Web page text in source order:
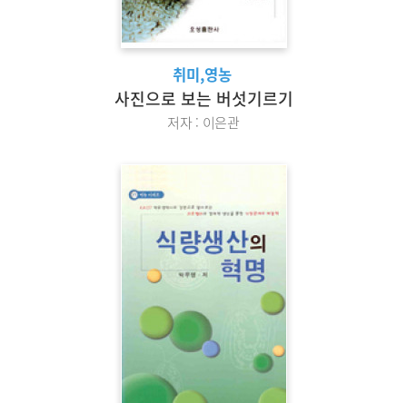
취미,영농
사진으로 보는 버섯기르기
저자 : 이은관